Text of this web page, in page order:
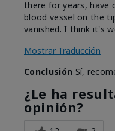
there for years, have
blood vessel on the
vanished. I think it's
Mostrar Traducción
Conclusión Sí,
¿Le ha
opinión?